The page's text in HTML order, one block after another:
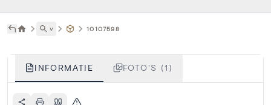
˅ 10107598
INFORMATIE FOTO'S (1)